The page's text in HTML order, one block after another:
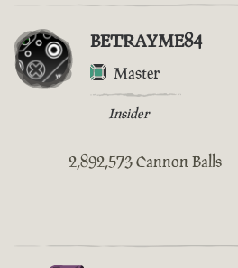
BETRAYME84
Master
Insider
2,892,573 Cannon Balls